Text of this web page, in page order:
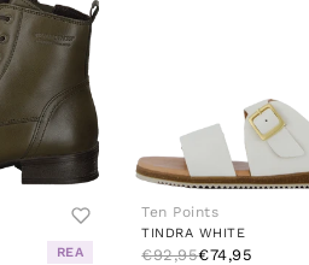
REA
Ten Points
TINDRA WHITE
€92,95€74,95